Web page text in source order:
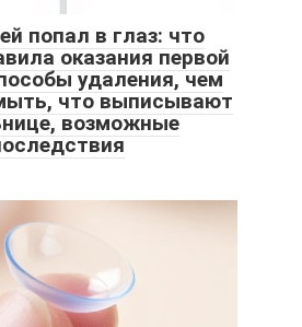
попал в глаз: что
оказания первой
удаления, чем
что выписывают
возможные